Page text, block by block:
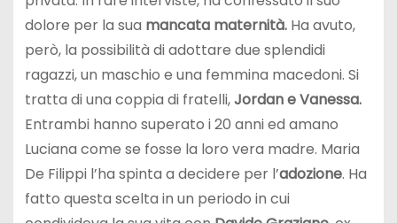
dolore per la sua mancata maternità.Ha avuto,
però, la possibilità di adottare due splendidi
ragazzi, un maschio e una femmina macedoni. Si
tratta di una coppia di fratelli,Jordan e Vanessa.
Entrambi hanno superato i 20 anni ed amano
Luciana come se fosse la loro vera madre. Maria
De Filippi l’ha spinta a decidere per l’adozione. Ha
fatto questa scelta in un periodo in cui